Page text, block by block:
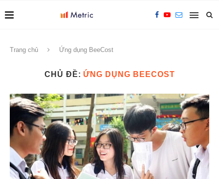
Trang chủ Ứng dụng BeeCost
CHỦ ĐỀ: ỨNG DỤNG BEECOST